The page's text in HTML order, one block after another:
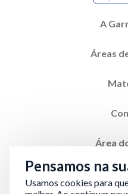
A
Áreas
Área
Pensamos na
Usamos cookies para